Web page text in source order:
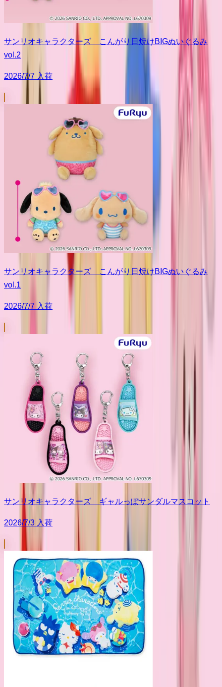
サンリオキャラクターズ こんがり日焼けBIGぬいぐるみ
vol.2
2026/7/7 入荷
サンリオキャラクターズ こんがり日焼けBIGぬいぐるみ
vol.1
2026/7/7 入荷
サンリオキャラクターズ ギャルっぽサンダルマスコット
2026/7/3 入荷